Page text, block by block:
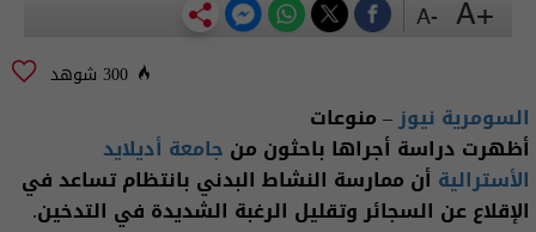
300 شوهد
السومرية نيوز– منوعات
أظهرت دراسة أجراها باحثون من جامعة أديلايد
الأسترالية أن ممارسة النشاط البدني بانتظام تساعد في
الإقلاع عن السجائر وتقليل الرغبة الشديدة في التدخين.
+A
-A